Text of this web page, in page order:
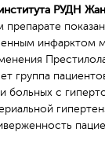
РУДН
препарате
инфарктом
группа
больных с